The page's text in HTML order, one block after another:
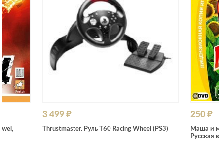
3 499 ₽
Thrustmaster. Руль T60 Racing Wheel (PS3)
250 ₽
Маша и
Русская